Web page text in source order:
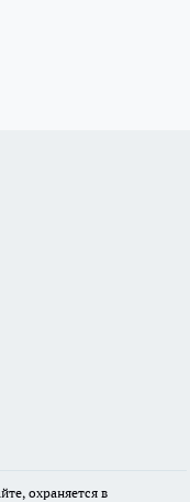
охраняется в